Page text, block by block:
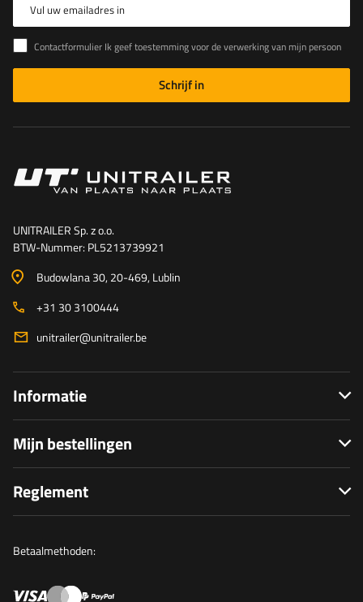
Vul uw emailadres in
Contactformulier Ik geef toestemming voor de verwerking van mijn persoonlijke gegevens in het contactformulier in overeenstemming met de Verordening van het Europees Parlement en de Raad (EU)
Schrijf in
UNITRAILER Sp. z o.o.
BTW-Nummer: PL5213739921
Budowlana 30, 20-469, Lublin
+31 30 3100444
unitrailer@unitrailer.be
Informatie
Mijn bestellingen
Reglement
Betaalmethoden: